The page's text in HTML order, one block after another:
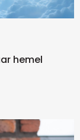
hemel